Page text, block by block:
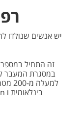
יש אנשים שנולדו
זה התחיל
במסגרת המעבר
בינלאומית ו Education-ברמה הגבוהה ביותר..